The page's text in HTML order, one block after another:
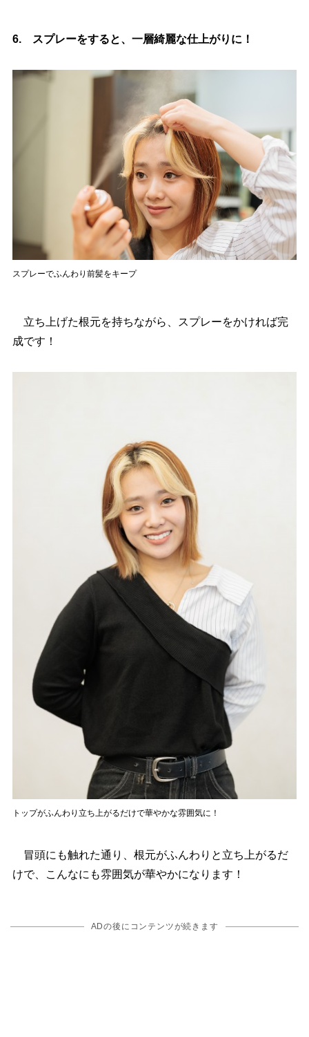
6. スプレーをすると、一層綺麗な仕上がりに！
スプレーでふんわり前髪をキープ
立ち上げた根元を持ちながら、スプレーをかければ完
成です！
トップがふんわり立ち上がるだけで華やかな雰囲気に！
冒頭にも触れた通り、根元がふんわりと立ち上がるだ
けで、こんなにも雰囲気が華やかになります！
ADの後にコンテンツが続きます